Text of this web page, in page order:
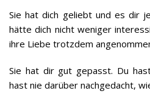
Sie hat dich geliebt und es dir
hätte dich nicht weniger
ihre Liebe trotzdem
Sie hat dir gut gepasst. Du
hast nie darüber nachgedacht,